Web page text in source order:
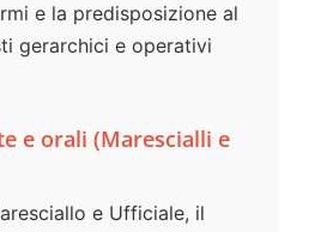
e la predisposizione al
gerarchici e operativi
e orali (Marescialli e
e Ufficiale, il